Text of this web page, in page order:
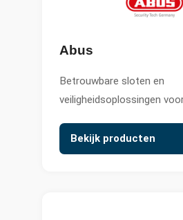
Abus
Betrouwbare sloten en
veiligheidsoplossingen
Bekijk producten